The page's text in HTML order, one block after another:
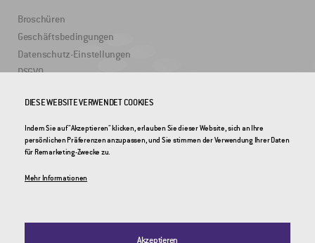
Broschüren
Geschäftsbedingungen
Datenschutz-Einstellungen
DSGVO
2DRoad
DIESE WEBSITE VERWENDET COOKIES
Indem Sie auf "Akzeptieren" klicken, erlauben Sie dieser Website, sich an Ihre
persönlichen Präferenzen anzupassen, und Sie stimmen der Verwendung Ihrer Daten
für Remarketing-Zwecke zu.
Mehr Informationen
Akzeptieren